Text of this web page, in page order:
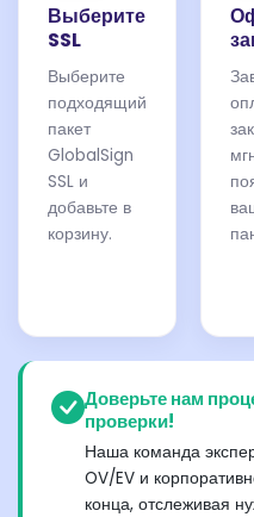
Выберите
SSL
Выберите
подходящий
пакет
GlobalSign
SSL и
добавьте в
корзину.
Доверьте нам
проверки!
Наша команда
OV/EV и
конца, отслеживая